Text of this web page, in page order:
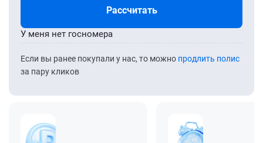
Рассчитать
Если вы ранее покупали у нас, то можно продлить полис
за пару кликов
У меня нет госномера